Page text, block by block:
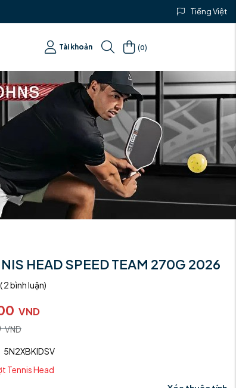
Tiếng Việt
Tài khoản (0)
HEAD SPEED TEAM 270G 2026
(2bình luận)
VND
VND
5N2XBKIDSV
Tennis Head